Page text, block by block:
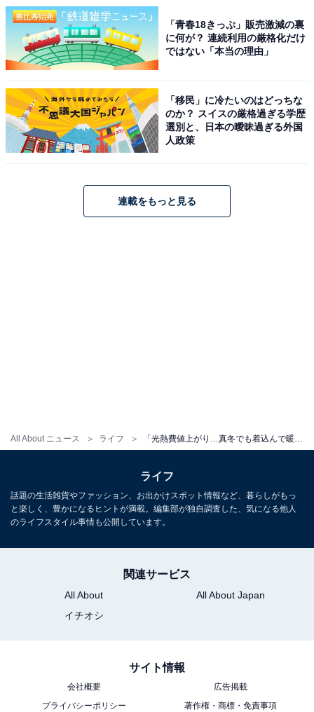
All About ニュース ライフ
「青春18きっぷ」販売激減の裏
に何が？ 連続利用の厳格化だけ
ではない「本当の理由」
「移民」に冷たいのはどっちな
のか？ スイスの厳格過ぎる学歴
選別と、日本の曖昧過ぎる外国
人政策
連載をもっと見る
ライフ
話題の生活雑貨やファッション、お出かけスポット情報など、暮らしがもっ
と楽しく、豊かになるヒントが満載。編集部が独自調査した、気になる他人
のライフスタイル事情も公開しています。
関連サービス
All About
All About Japan
イチオシ
サイト情報
会社概要
広告掲載
プライバシーポリシー
著作権・商標・免責事項